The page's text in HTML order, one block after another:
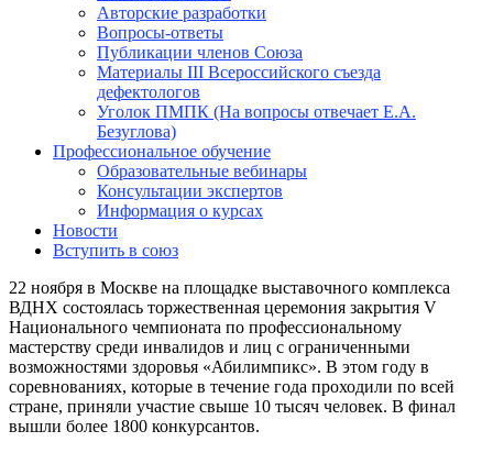
Авторские разработки
Вопросы-ответы
Публикации членов Союза
Материалы III Всероссийского съезда
дефектологов
Уголок ПМПК (На вопросы отвечает Е.А.
Безуглова)
Профессиональное обучение
Образовательные вебинары
Консультации экспертов
Информация о курсах
Новости
Вступить в союз
22 ноября в Москве на площадке выставочного комплекса
ВДНХ состоялась торжественная церемония закрытия V
Национального чемпионата по профессиональному
мастерству среди инвалидов и лиц с ограниченными
возможностями здоровья «Абилимпикс». В этом году в
соревнованиях, которые в течение года проходили по всей
стране, приняли участие свыше 10 тысяч человек. В финал
вышли более 1800 конкурсантов.